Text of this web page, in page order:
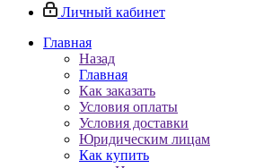
Личный кабинет
Главная
Назад
Главная
Как заказать
Условия оплаты
Условия доставки
Юридическим лицам
Как купить